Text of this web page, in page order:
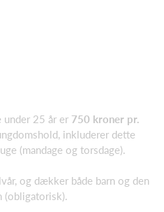
25 år er 750 kroner pr.
inkluderer dette
(mandage og torsdage).
og dækker både barn og den